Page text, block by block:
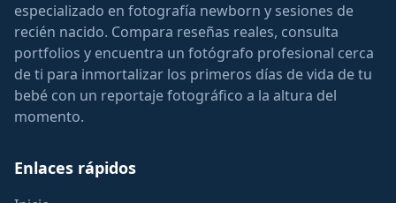
especializado en fotografía newborn y sesiones de
recién nacido. Compara reseñas reales, consulta
portfolios y encuentra un fotógrafo profesional cerca
de ti para inmortalizar los primeros días de vida de tu
bebé con un reportaje fotográfico a la altura del
momento.
Enlaces rápidos